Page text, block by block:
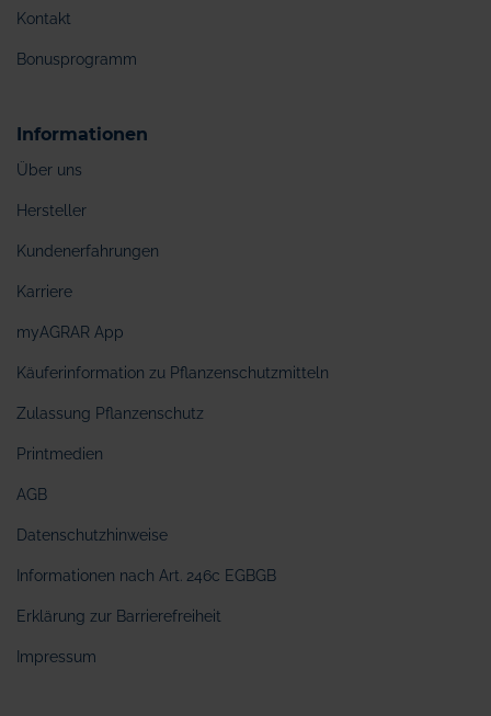
Kontakt
Bonusprogramm
Informationen
Über uns
Hersteller
Kundenerfahrungen
Karriere
myAGRAR App
Käuferinformation zu Pflanzenschutzmitteln
Zulassung Pflanzenschutz
Printmedien
AGB
Datenschutzhinweise
Informationen nach Art. 246c EGBGB
Erklärung zur Barrierefreiheit
Impressum